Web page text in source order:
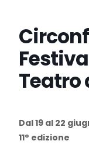
Teatro
Dal 19 al 22
11° edizione